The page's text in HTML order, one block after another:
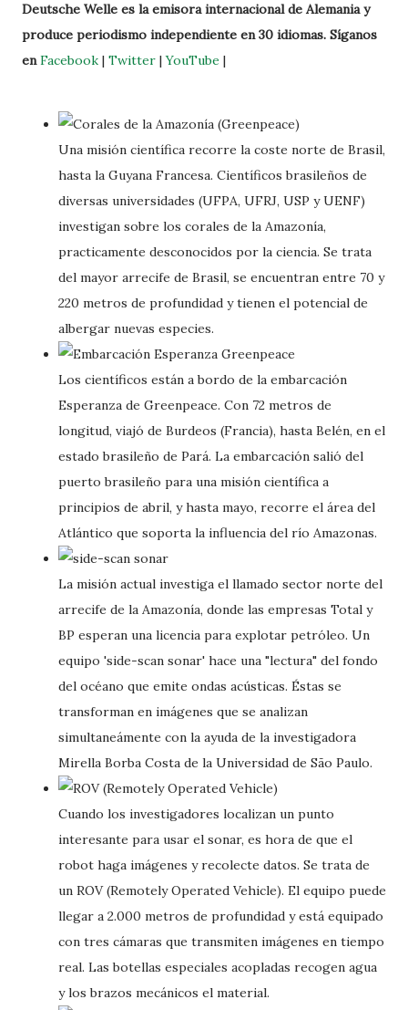
Deutsche Welle es la emisora internacional de Alemania y
produce periodismo independiente en 30 idiomas. Síganos
en Facebook | Twitter |YouTube |
Una misión científica recorre la coste norte de Brasil,
hasta la Guyana Francesa. Científicos brasileños de
diversas universidades (UFPA, UFRJ, USP y UENF)
investigan sobre los corales de la Amazonía,
practicamente desconocidos por la ciencia. Se trata
del mayor arrecife de Brasil, se encuentran entre 70 y
220 metros de profundidad y tienen el potencial de
albergar nuevas especies.
Los científicos están a bordo de la embarcación
Esperanza de Greenpeace. Con 72 metros de
longitud, viajó de Burdeos (Francia), hasta Belén, en el
estado brasileño de Pará. La embarcación salió del
puerto brasileño para una misión científica a
principios de abril, y hasta mayo, recorre el área del
Atlántico que soporta la influencia del río Amazonas.
La misión actual investiga el llamado sector norte del
arrecife de la Amazonía, donde las empresas Total y
BP esperan una licencia para explotar petróleo. Un
equipo 'side-scan sonar' hace una "lectura" del fondo
del océano que emite ondas acústicas. Éstas se
transforman en imágenes que se analizan
simultaneámente con la ayuda de la investigadora
Mirella Borba Costa de la Universidad de São Paulo.
Cuando los investigadores localizan un punto
interesante para usar el sonar, es hora de que el
robot haga imágenes y recolecte datos. Se trata de
un ROV (Remotely Operated Vehicle). El equipo puede
llegar a 2.000 metros de profundidad y está equipado
con tres cámaras que transmiten imágenes en tiempo
real. Las botellas especiales acopladas recogen agua
y los brazos mecánicos el material.